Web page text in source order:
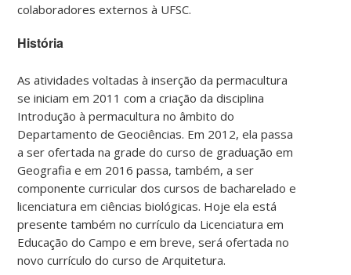
colaboradores externos à UFSC.
História
As atividades voltadas à inserção da permacultura
se iniciam em 2011 com a criação da disciplina
Introdução à permacultura no âmbito do
Departamento de Geociências. Em 2012, ela passa
a ser ofertada na grade do curso de graduação em
Geografia e em 2016 passa, também, a ser
componente curricular dos cursos de bacharelado e
licenciatura em ciências biológicas. Hoje ela está
presente também no currículo da Licenciatura em
Educação do Campo e em breve, será ofertada no
novo currículo do curso de Arquitetura.